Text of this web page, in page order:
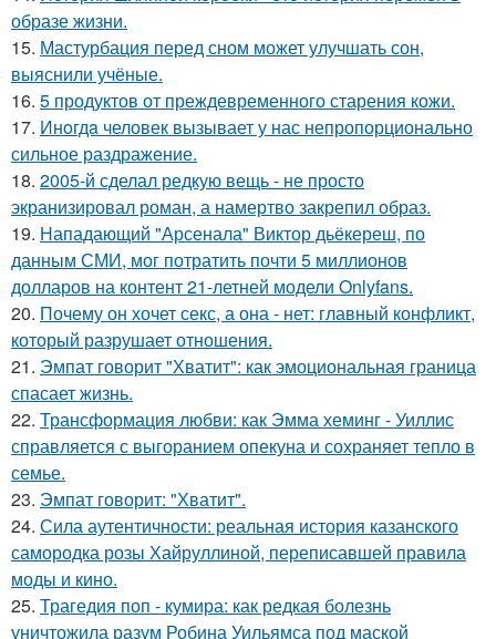
образе жизни.
15. Мастурбация перед сном может улучшать сон,
выяснили учёные.
16. 5 продуктов от преждевременного старения кожи.
17. Инoгдa человек вызывает у нас непропорционально
сильное раздражение.
18. 2005-й сделал редкую вещь - не просто
экранизировал роман, а намертво закрепил образ.
19. Нападающий "Арсенала" Виктор дьёкереш, по
данным СМИ, мог потратить почти 5 миллионов
долларов на контент 21-летней модели Onlyfans.
20. Почему он хочет секс, а она - нет: главный конфликт,
который разрушает отношения.
21. Эмпат говорит "Хватит": как эмоциональная граница
спасает жизнь.
22. Трансформация любви: как Эмма хеминг - Уиллис
справляется с выгоранием опекуна и сохраняет тепло в
семье.
23. Эмпат говорит: "Хватит".
24. Сила аутентичности: реальная история казанского
самородка розы Хайруллиной, переписавшей правила
моды и кино.
25. Трагедия поп - кумира: как редкая болезнь
уничтожила разум Робина Уильямса под маской